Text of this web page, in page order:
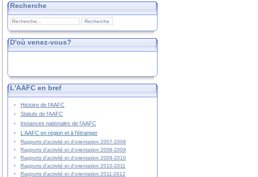
Recherche
D'où venez-vous?
L'AAFC en bref
Histoire de l'AAFC
Statuts de l'AAFC
Instances nationales de l'AAFC
L'AAFC en région et à l'étranger
Rapports d'activité et d'orientation 2007-2008
Rapports d'activité et d'orientation 2008-2009
Rapports d'activité et d'orientation 2009-2010
Rapports d'activité et d'orientation 2010-2011
Rapports d'activité et d'orientation 2011-2012